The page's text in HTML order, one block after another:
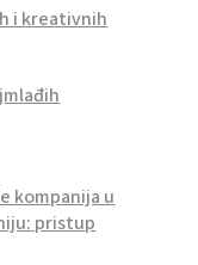
i kreativnih
kompanija u
pristup